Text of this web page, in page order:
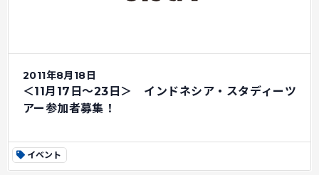
2011年8月18日
＜11月17日～23日＞ インドネシア・スタディーツ
アー参加者募集！
イベント